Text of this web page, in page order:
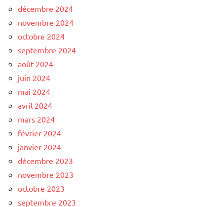
décembre 2024
novembre 2024
octobre 2024
septembre 2024
août 2024
juin 2024
mai 2024
avril 2024
mars 2024
février 2024
janvier 2024
décembre 2023
novembre 2023
octobre 2023
septembre 2023